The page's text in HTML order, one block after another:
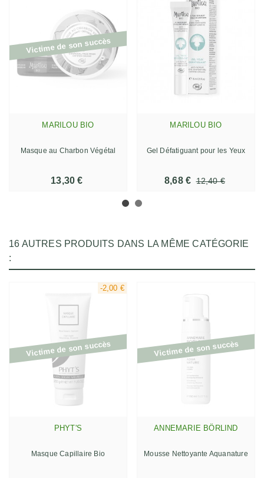
Victime de son succès
MARILOU BIO
Masque au Charbon Végétal
13,30 €
MARILOU BIO
Gel Défatiguant pour les Yeux
8,68 € 12,40 €
16 AUTRES PRODUITS DANS LA MÊME CATÉGORIE
:
-2,00 €
Victime de son succès
PHYT'S
Masque Capillaire Bio
Victime de son succès
ANNEMARIE BÖRLIND
Mousse Nettoyante Aquanature